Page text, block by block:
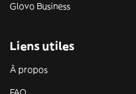
Glovo Business
Liens utiles
À propos